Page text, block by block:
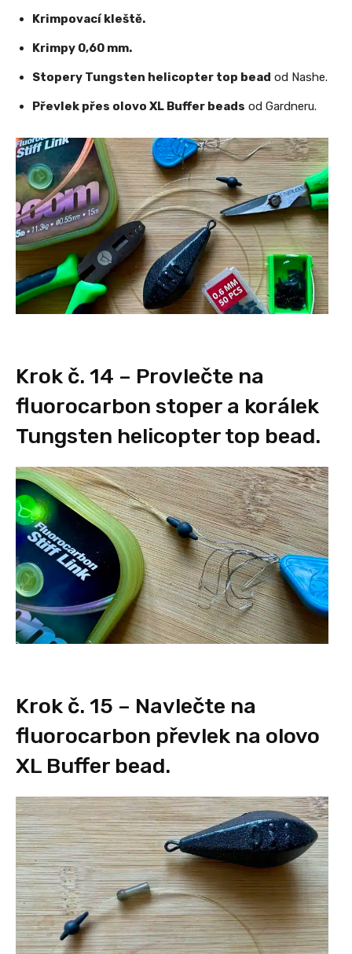
Krimpovací kleště.
Krimpy 0,60 mm.
Stopery Tungsten helicopter top bead od Nashe.
Převlek přes olovo XL Buffer beads od Gardneru.
Krok č. 14 – Provlečte na
fluorocarbon stoper a korálek
Tungsten helicopter top bead.
Krok č. 15 – Navlečte na
fluorocarbon převlek na olovo
XL Buffer bead.